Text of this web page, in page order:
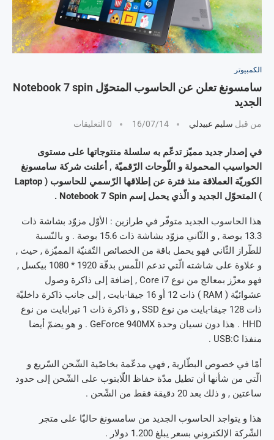
الكمبيوتر
سامسونغ تعلن عن الحاسوب المتحوّل Notebook 7 spin
الجديد
من قبل سليم عبيدلي 16/07/14 0 التعليقات
في إصدار جديد مميّز تدعّم به سلسلة منتوجاتها على مستوى
الحواسيب المحمولة و اللّوحات الرّقميّة , أعلنت شركة سامسونغ
الكوريّة العملاقة منذ فترة عن إطلاقها الرّسمي للحاسوب ( Laptop
) المتحوّل الجديد و الّذي يحمل إسم Notebook 7 Spin .
هذا الحاسوب الجديد متوفّر في طرازين : الأوّل مزوّد بشاشة ذات
13.3 بوصة , و الثّاني مزوّد بشاشة ذات 15.6 بوصة . و بالنّسبة
للطّراز الثّاني فهو يحمل باقة من الخصائص التّقنيّة المميّزة , حيث ,
و علاوة على شاشته الّتي تدعم اللّمس بدقّة 1920 * 1080 بيكسل ,
فهو معزّز بمعالج من نوع Core i7 , إضافة إلى ذاكرة وصول
عشوائيّة ( RAM ) ذات 12 أو 16 جيقا-بايت , إلى جانب ذاكرة داخليّة
ذات 128 جيقا-بايت من نوع SSD , و ذاكرة ذات 1 تيرابايت من نوع
HHD . هذا دون نسيان وحدة GeForce 940MX . و هو يضمّ أيضا
منفذا USB:C .
أمّا في خصوص البطّارية , فهي مدعّمة بخاصّية الشّحن السّريع و
الّتي من شأنها أن تطيل مدّة حفاظ اللّابتوب على الشّحن إلى حدود
ساعتين , و ذلك بعد 20 دقيقة فقط من الشّحن .
هذا و يتواجد الحاسوب الجديد من سامسونغ حاليّا على متجر
الشّركة الإلكتروني بسعر يبلغ 1.200 دولار .